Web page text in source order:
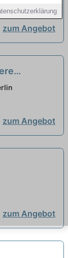
zum Angebot
neu
zum Angebot
in
zum Angebot